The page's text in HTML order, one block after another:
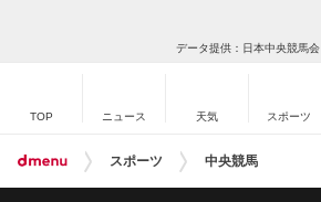
データ提供：日本中央競馬会
TOP ニュース 天気 スポーツ
スポーツ 中央競馬